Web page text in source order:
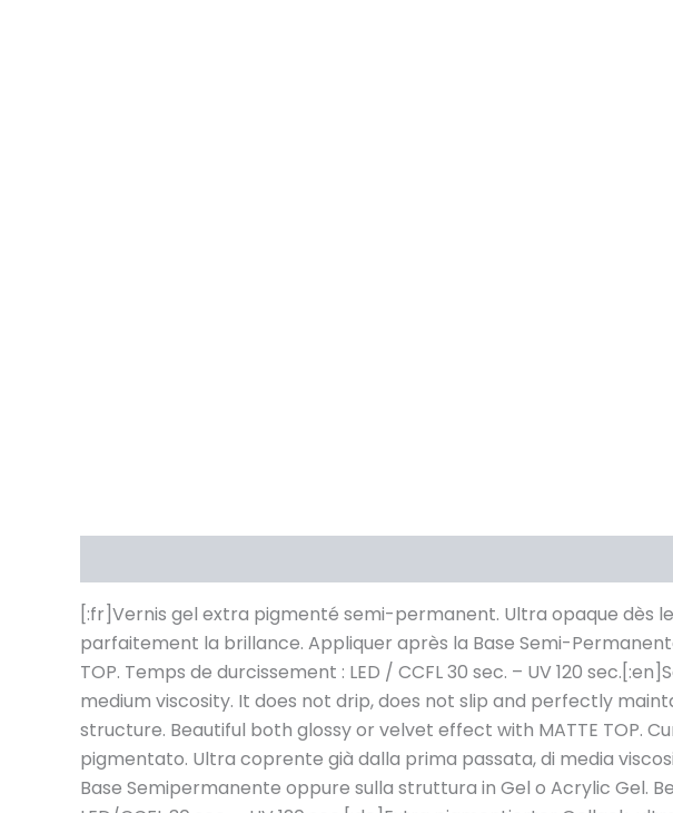
[:fr]Vernis gel extra pigmenté semi-permanent. Ultra opaque dès
parfaitement la brillance. Appliquer après la Base Semi-
TOP. Temps de durcissement : LED / CCFL 30 sec. – UV 120
medium viscosity. It does not drip, does not slip and perfectly
structure. Beautiful both glossy or velvet effect with MATTE TOP.
pigmentato. Ultra coprente già dalla prima passata, di media
Base Semipermanente oppure sulla struttura in Gel o Acrylic Gel.